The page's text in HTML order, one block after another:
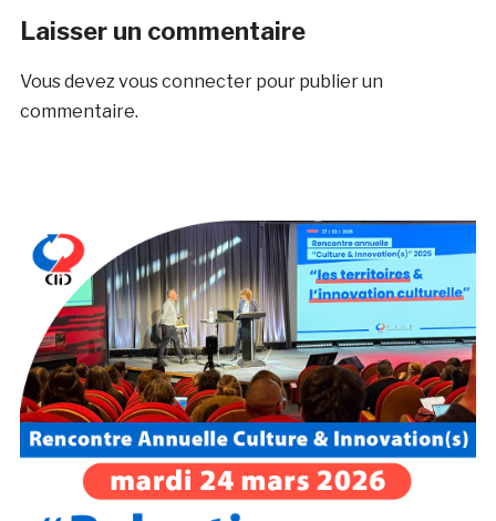
Laisser un commentaire
Vous devezvous connecterpour publier un
commentaire.